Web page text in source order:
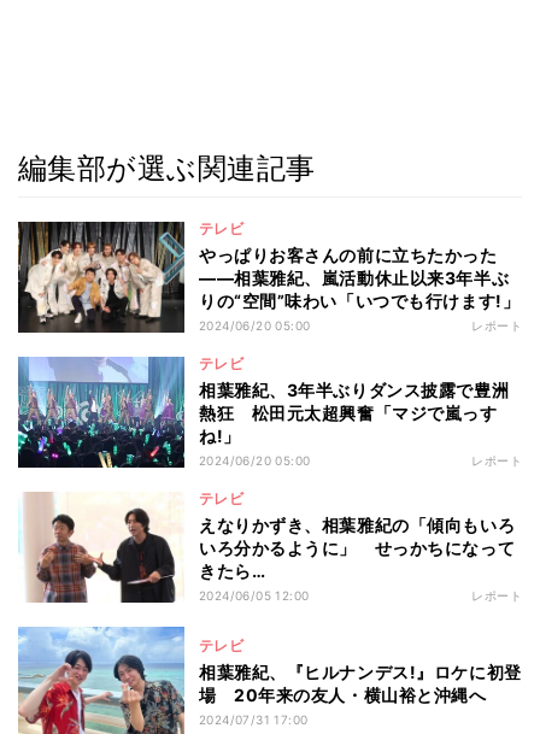
編集部が選ぶ関連記事
テレビ
やっぱりお客さんの前に立ちたかった
――相葉雅紀、嵐活動休止以来3年半ぶ
りの“空間”味わい「いつでも行けます!」
2024/06/20 05:00 レポート
テレビ
相葉雅紀、3年半ぶりダンス披露で豊洲
熱狂 松田元太超興奮「マジで嵐っす
ね!」
2024/06/20 05:00 レポート
テレビ
えなりかずき、相葉雅紀の「傾向もいろ
いろ分かるように」 せっかちになって
きたら…
2024/06/05 12:00 レポート
テレビ
相葉雅紀、『ヒルナンデス!』ロケに初登
場 20年来の友人・横山裕と沖縄へ
2024/07/31 17:00